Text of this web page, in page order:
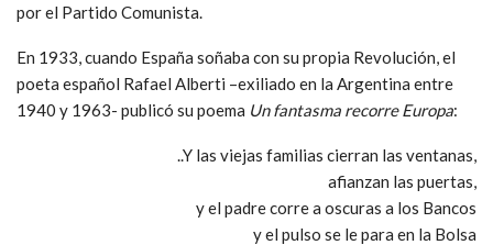
por el Partido Comunista.
En 1933, cuando España soñaba con su propia Revolución, el
poeta español Rafael Alberti –exiliado en la Argentina entre
1940 y 1963- publicó su poema Un fantasma recorre Europa:
..Y las viejas familias cierran las ventanas,
afianzan las puertas,
y el padre corre a oscuras a los Bancos
y el pulso se le para en la Bolsa